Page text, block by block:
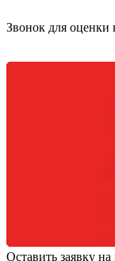
Звонок для оценки
Оставить заявку